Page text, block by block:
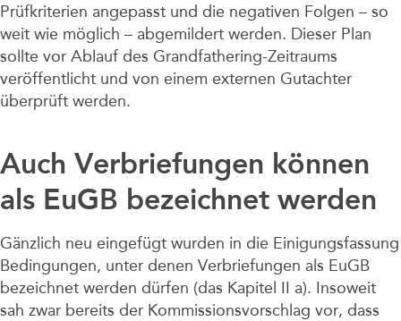
Prüfkriterien angepasst und die negativen Folgen – so
weit wie möglich – abgemildert werden. Dieser Plan
sollte vor Ablauf des Grandfathering-Zeitraums
veröffentlicht und von einem externen Gutachter
überprüft werden.
Auch Verbriefungen können
als EuGB bezeichnet werden
Gänzlich neu eingefügt wurden in die Einigungsfassung
Bedingungen, unter denen Verbriefungen als EuGB
bezeichnet werden dürfen (das Kapitel II a). Insoweit
sah zwar bereits der Kommissionsvorschlag vor, dass